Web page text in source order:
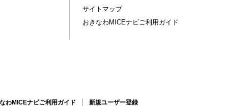
サイトマップ
おきなわMICEナビご利用ガイド
わMICEナビご利用ガイド 新規ユーザー登録